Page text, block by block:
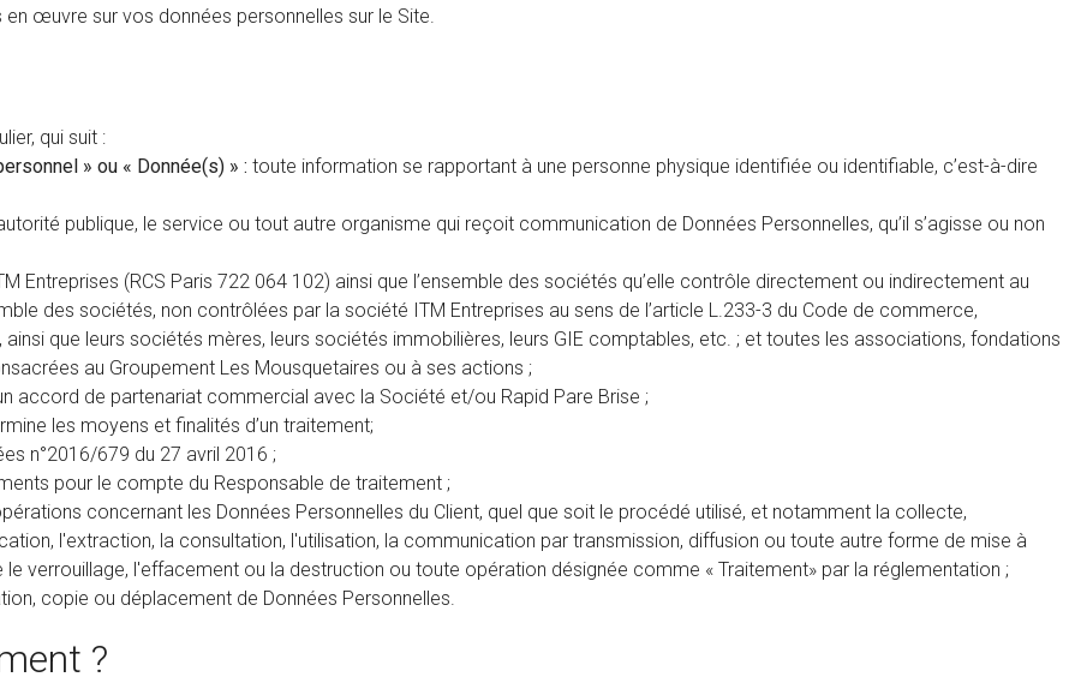
œuvre sur vos données personnelles sur le Site.
qui suit :
» ou « Donnée(s) » : toute information se rapportant à une personne physique identifiée ou identifiable, c’est-à-dire
publique, le service ou tout autre organisme qui reçoit communication de Données Personnelles, qu’il s’agisse ou non
Entreprises (RCS Paris 722 064 102) ainsi que l’ensemble des sociétés qu’elle contrôle directement ou indirectement au
des sociétés, non contrôlées par la société ITM Entreprises au sens de l’article L.233-3 du Code de commerce,
ainsi que leurs sociétés mères, leurs sociétés immobilières, leurs GIE comptables, etc. ; et toutes les associations, fondations
au Groupement Les Mousquetaires ou à ses actions ;
accord de partenariat commercial avec la Société et/ou Rapid Pare Brise ;
les moyens et finalités d’un traitement;
n°2016/679 du 27 avril 2016 ;
pour le compte du Responsable de traitement ;
concernant les Données Personnelles du Client, quel que soit le procédé utilisé, et notamment la collecte,
l'extraction, la consultation, l'utilisation, la communication par transmission, diffusion ou toute autre forme de mise à
verrouillage, l'effacement ou la destruction ou toute opération désignée comme « Traitement» par la réglementation ;
copie ou déplacement de Données Personnelles.
?